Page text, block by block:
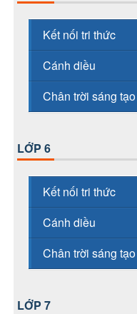
Kết nối tri thức
Cánh diều
Chân trời sáng tạo
LỚP 6
Kết nối tri thức
Cánh diều
Chân trời sáng tạo
LỚP 7